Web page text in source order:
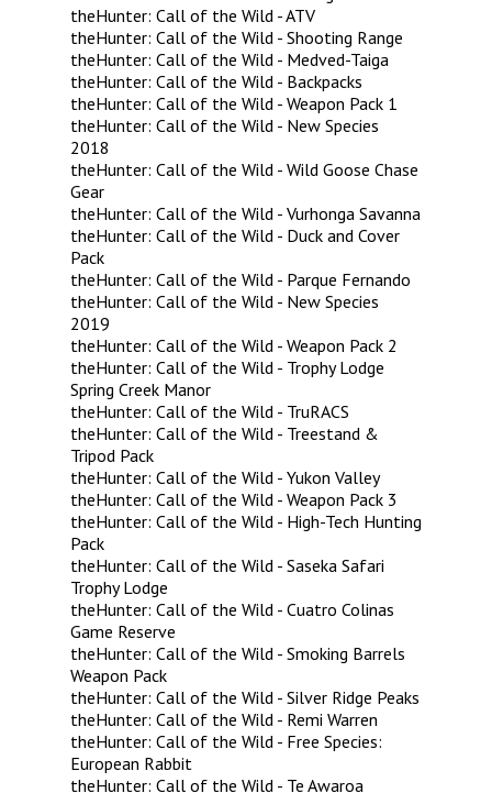
theHunter: Call of the Wild - ATV
theHunter: Call of the Wild - Shooting Range
theHunter: Call of the Wild - Medved-Taiga
theHunter: Call of the Wild - Backpacks
theHunter: Call of the Wild - Weapon Pack 1
theHunter: Call of the Wild - New Species
2018
theHunter: Call of the Wild - Wild Goose Chase
Gear
theHunter: Call of the Wild - Vurhonga Savanna
theHunter: Call of the Wild - Duck and Cover
Pack
theHunter: Call of the Wild - Parque Fernando
theHunter: Call of the Wild - New Species
2019
theHunter: Call of the Wild - Weapon Pack 2
theHunter: Call of the Wild - Trophy Lodge
Spring Creek Manor
theHunter: Call of the Wild - TruRACS
theHunter: Call of the Wild - Treestand &
Tripod Pack
theHunter: Call of the Wild - Yukon Valley
theHunter: Call of the Wild - Weapon Pack 3
theHunter: Call of the Wild - High-Tech Hunting
Pack
theHunter: Call of the Wild - Saseka Safari
Trophy Lodge
theHunter: Call of the Wild - Cuatro Colinas
Game Reserve
theHunter: Call of the Wild - Smoking Barrels
Weapon Pack
theHunter: Call of the Wild - Silver Ridge Peaks
theHunter: Call of the Wild - Remi Warren
theHunter: Call of the Wild - Free Species:
European Rabbit
theHunter: Call of the Wild - Te Awaroa